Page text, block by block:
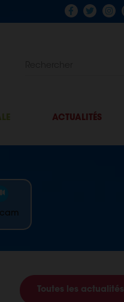
ACTUALITÉS
Toutes les actualités